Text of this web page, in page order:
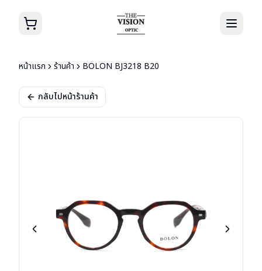
หน้าแรก ร้านค้า BOLON BJ3218 B20
กลับไปหน้าร้านค้า